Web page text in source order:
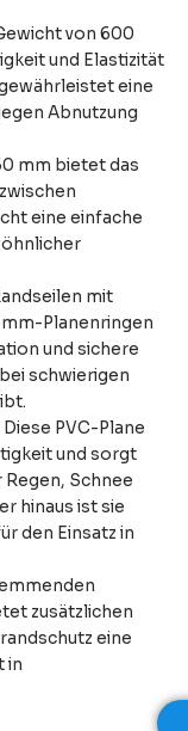
von 600
und Elastizität
eine
Abnutzung
mm bietet das
eine einfache
mit
Planenringen
und sichere
schwierigen
PVC-Plane
und sorgt
Schnee
hinaus ist sie
den Einsatz in
zusätzlichen
eine
in